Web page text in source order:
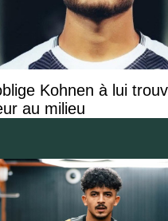
Kohnen à lui
au milieu